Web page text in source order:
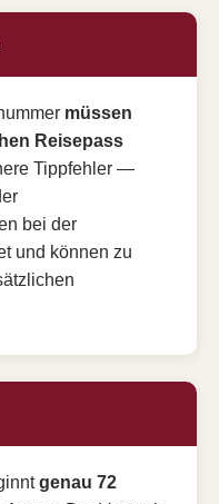
müssen
Reisepass
Tippfehler —
bei der
und können zu
genau 72